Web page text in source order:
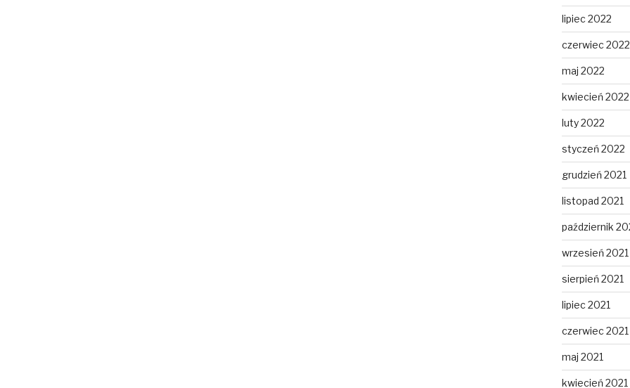
lipiec 2022
czerwiec 2022
maj 2022
kwiecień 2022
luty 2022
styczeń 2022
grudzień 2021
listopad 2021
październik
wrzesień 2021
sierpień 2021
lipiec 2021
czerwiec 2021
maj 2021
kwiecień 2021